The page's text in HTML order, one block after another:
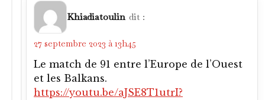
Khiadiatoulin dit :
27 septembre 2023 à 13h45
Le match de 91 entre l’Europe de l’Ouest
et les Balkans.
https://youtu.be/aJSE8T1utrI?